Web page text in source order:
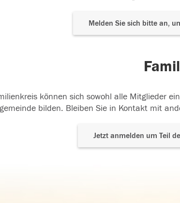
Melden Sie sich bitte an,
können sich sowohl alle Mitglieder
bilden. Bleiben Sie in Kontakt mit
Jetzt anmelden um Teil